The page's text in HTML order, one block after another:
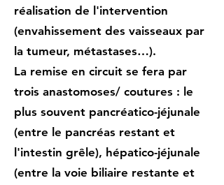
réalisation de l'intervention
(envahissement des vaisseaux par
la tumeur, métastases…).
La remise en circuit se fera par
trois anastomoses/ coutures : le
plus souvent pancréatico-jéjunale
(entre le pancréas restant et
l'intestin grêle), hépatico-jéjunale
(entre la voie biliaire restante et